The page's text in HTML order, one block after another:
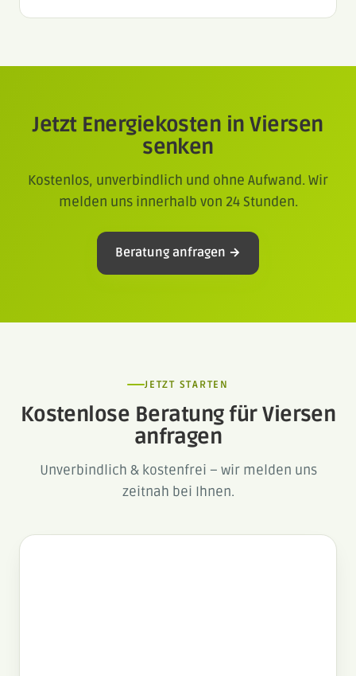
Jetzt Energiekosten in Viersen
senken
Kostenlos, unverbindlich und ohne Aufwand. Wir
melden uns innerhalb von 24 Stunden.
Beratung anfragen →
JETZT STARTEN
Kostenlose Beratung für Viersen
anfragen
Unverbindlich & kostenfrei – wir melden uns
zeitnah bei Ihnen.